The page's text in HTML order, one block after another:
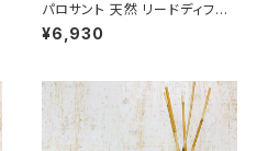
パロサント 天然 リードディフュ
ーザー 328ml
¥6,930